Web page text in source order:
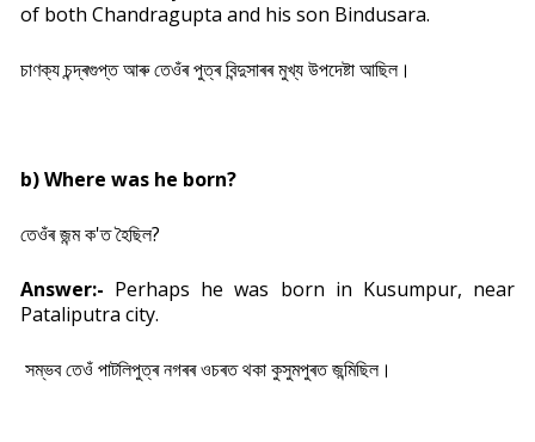
of both Chandragupta and his son Bindusara.
চাণক্য চন্দ্ৰগুপ্ত আৰু তেওঁৰ পুত্ৰ বিন্দুসাৰৰ মুখ্য উপদেষ্টা আছিল।
b) Where was he born?
তেওঁৰ জন্ম ক'ত হৈছিল?
Answer:- Perhaps he was born in Kusumpur, near
Pataliputra city.
সম্ভব তেওঁ পাটলিপুত্ৰ নগৰৰ ওচৰত থকা কুসুমপুৰত জন্মিছিল।